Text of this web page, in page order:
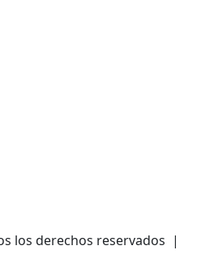
los derechos reservados |